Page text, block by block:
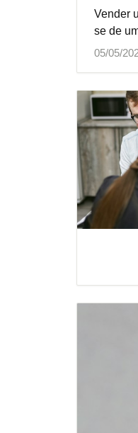
Vender
se de
05/05/